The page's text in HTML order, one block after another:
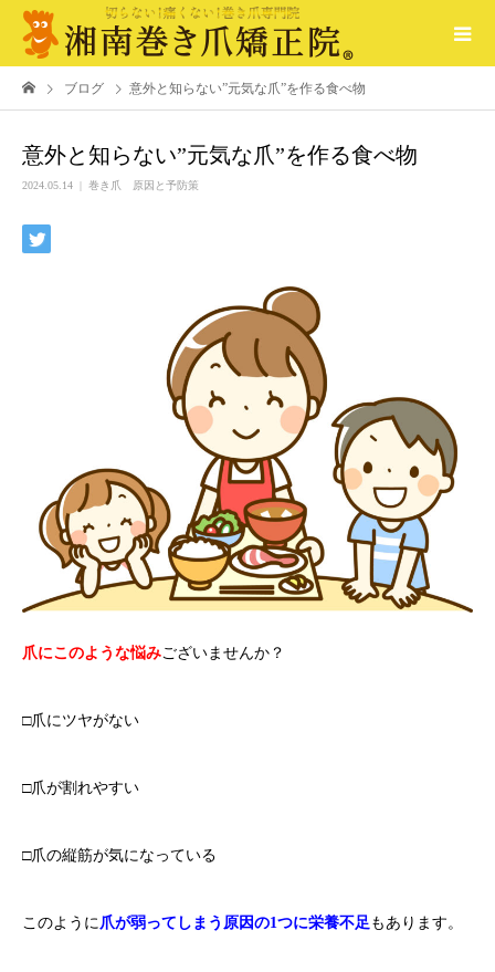
ブログ 意外と知らない”元気な爪”を作る食べ物
意外と知らない”元気な爪”を作る食べ物
2024.05.14 巻き爪 原因と予防策
爪にこのような悩みございませんか？
□爪にツヤがない
□爪が割れやすい
□爪の縦筋が気になっている
このように 爪が弱ってしまう原因の1つに栄養不足 もあります。